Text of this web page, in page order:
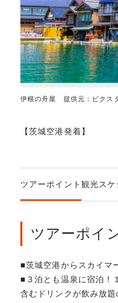
伊根の舟屋 提供元：ピクス
【茨城空港発着】
ツアーポイント 観光ス
ツアーポイ
■茨城空港からスカイマ
■３泊とも温泉に宿泊！
含むドリンクが飲み放